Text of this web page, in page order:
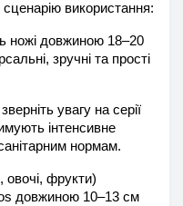
використання:
ножі довжиною 18–20
зручні та прості
увагу на серії
інтенсивне
нормам.
овочі, фрукти)
довжиною 10–13 см